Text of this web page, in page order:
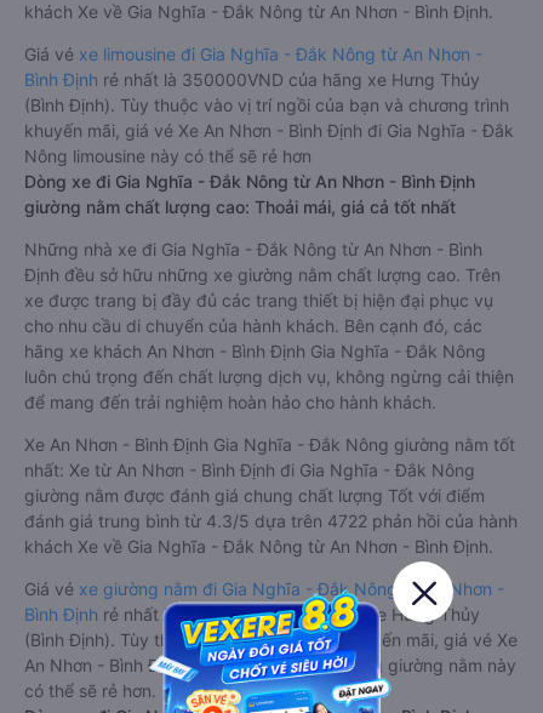
khách Xe về Gia Nghĩa - Đắk Nông từ An Nhơn - Bình Định.
Giá vé xe limousine đi Gia Nghĩa - Đắk Nông từ An Nhơn -
Bình Định rẻ nhất là 350000VND của hãng xe Hưng Thủy
(Bình Định). Tùy thuộc vào vị trí ngồi của bạn và chương trình
khuyến mãi, giá vé Xe An Nhơn - Bình Định đi Gia Nghĩa - Đắk
Nông limousine này có thể sẽ rẻ hơn
Dòng xe đi Gia Nghĩa - Đắk Nông từ An Nhơn - Bình Định
giường nằm chất lượng cao: Thoải mái, giá cả tốt nhất
Những nhà xe đi Gia Nghĩa - Đắk Nông từ An Nhơn - Bình
Định đều sở hữu những xe giường nằm chất lượng cao. Trên
xe được trang bị đầy đủ các trang thiết bị hiện đại phục vụ
cho nhu cầu di chuyển của hành khách. Bên cạnh đó, các
hãng xe khách An Nhơn - Bình Định Gia Nghĩa - Đắk Nông
luôn chú trọng đến chất lượng dịch vụ, không ngừng cải thiện
để mang đến trải nghiệm hoàn hảo cho hành khách.
Xe An Nhơn - Bình Định Gia Nghĩa - Đắk Nông giường nằm tốt
nhất: Xe từ An Nhơn - Bình Định đi Gia Nghĩa - Đắk Nông
giường nằm được đánh giá chung chất lượng Tốt với điểm
đánh giá trung bình từ 4.3/5 dựa trên 4722 phản hồi của hành
khách Xe về Gia Nghĩa - Đắk Nông từ An Nhơn - Bình Định.
Giá vé xe giường nằm đi Gia Nghĩa - Đắk Nông từ An Nhơn -
Bình Định rẻ nhất là 350000VND của hãng xe Hưng Thủy
(Bình Định). Tùy thuộc vào chương trình khuyến mãi, giá vé Xe
An Nhơn - Bình Định đi Gia Nghĩa - Đắk Nông giường nằm này
có thể sẽ rẻ hơn.